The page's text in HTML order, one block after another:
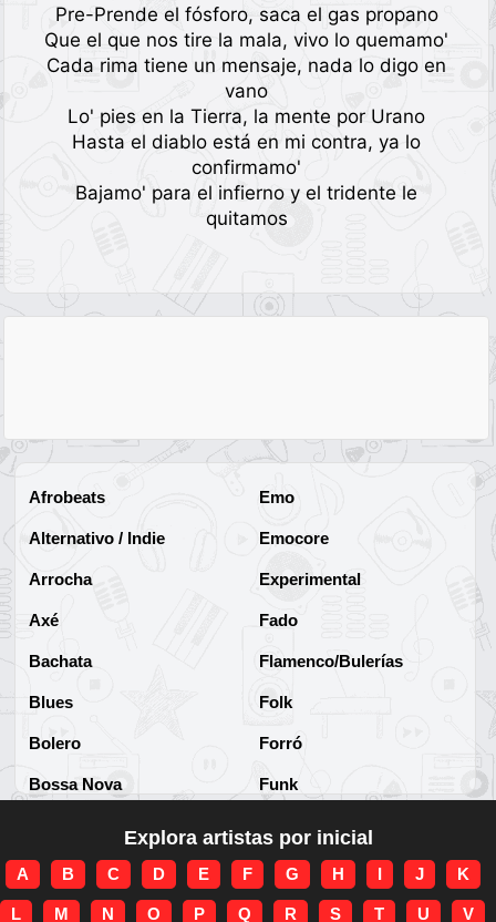
Pre-Prende el fósforo, saca el gas propano
Que el que nos tire la mala, vivo lo quemamo'
Cada rima tiene un mensaje, nada lo digo en
vano
Lo' pies en la Tierra, la mente por Urano
Hasta el diablo está en mi contra, ya lo
confirmamo'
Bajamo' para el infierno y el tridente le
quitamos
Afrobeats
Alternativo / Indie
Arrocha
Axé
Bachata
Blues
Bolero
Bossa Nova
Brega-funk
Cha-Cha
Emo
Emocore
Experimental
Fado
Flamenco/Bulerías
Folk
Forró
Funk
Funk Internacional
Gospel/Religioso
Explora artistas por inicial
A B C D E F G H I J K
L M N O P Q R S T U V